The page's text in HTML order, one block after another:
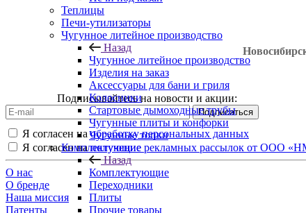
Теплицы
Печи-утилизаторы
Чугунное литейное производство
Назад
Чугунное литейное производство
Изделия на заказ
Аксессуары для бани и гриля
Колосники
Стартовые дымоходные трубы
Чугунные плиты и конфорки
Чугунные топки
Комплектующие
Назад
Комплектующие
Переходники
Плиты
Прочие товары
Подписывайтесь на новости и акции:
Я согласен наобработку персональных данных
Я согласен наполучение рекламных рассылок от ООО
О нас
О бренде
Наша миссия
Патенты